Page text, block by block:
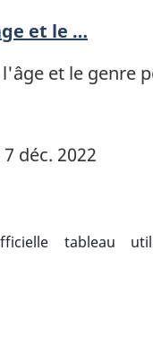
et le …
et le genre
7 déc. 2022
tableau